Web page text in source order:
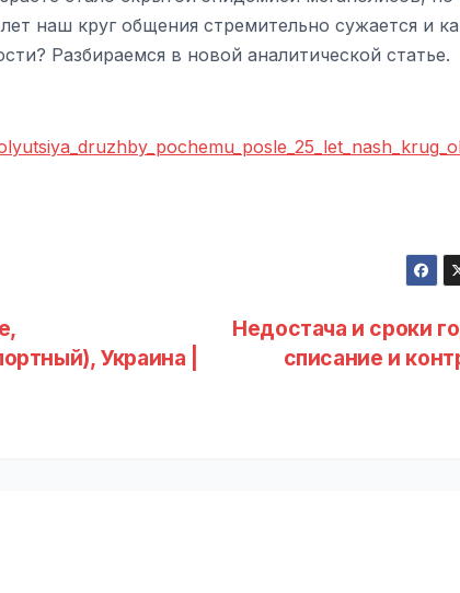
наш круг общения стремительно сужается и
Разбираемся в новой аналитической статье.
Недостача и сроки
списание и
Украина |